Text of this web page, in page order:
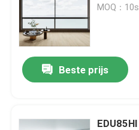
MOQ：
Beste prijs